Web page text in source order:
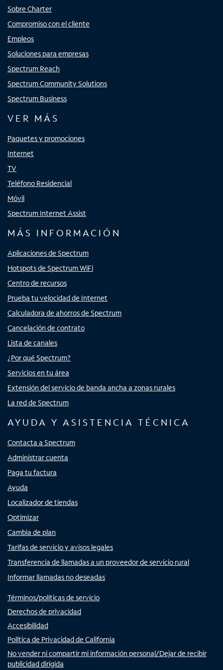
Sobre Charter
Compromiso con el cliente
Empleos
Soluciones para empresas
Spectrum Reach
Spectrum Community Solutions
Spectrum Business
VER MÁS
Paquetes y promociones
Internet
TV
Teléfono Residencial
Móvil
Spectrum Internet Assist
MÁS INFORMACIÓN
Aplicaciones de Spectrum
Hotspots de Spectrum WiFi
Centro de recursos
Prueba tu velocidad de Internet
Calculadora de ahorros de Spectrum
Cancelación de contrato
Lista de canales
¿Por qué Spectrum?
Servicios en tu área
Extensión del servicio de banda ancha a zonas rurales
La red de Spectrum
AYUDA Y ASISTENCIA TÉCNICA
Contacta a Spectrum
Administrar cuenta
Paga tu factura
Ayuda
Localizador de tiendas
Optimizar
Cambia de plan
Tarifas de servicio y avisos legales
Transferencia de llamadas a un proveedor de servicio rural
Informar llamadas no deseadas
Términos/políticas de servicio
Derechos de privacidad
Accesibilidad
Política de Privacidad de California
No vender ni compartir mi información personal/Dejar de recibir
publicidad dirigida